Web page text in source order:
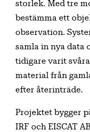
storlek. Med tre
bestämma ett
observation.
samla in nya data
tidigare varit
material från
efter återinträde.
Projektet bygger
IRF och EISCAT